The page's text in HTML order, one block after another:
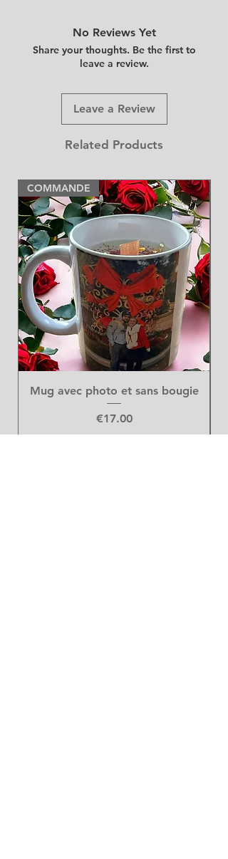
No Reviews Yet
Share your thoughts. Be the first to
leave a review.
Leave a Review
Related Products
COMMANDE
Mug avec photo et sans bougie
Price
€17.00